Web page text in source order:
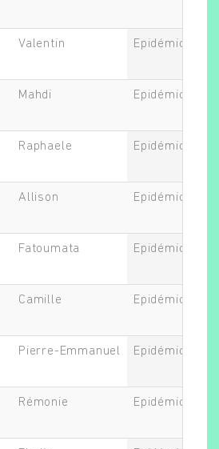
Valentin
Mahdi
Raphaele
Allison
Fatoumata
Camille
Pierre-Emmanuel
Rémonie